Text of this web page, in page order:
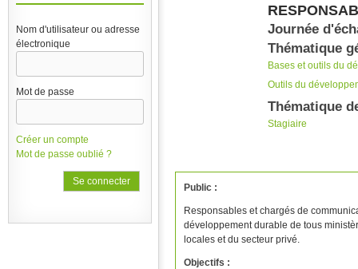
Nom d'utilisateur ou adresse
électronique
Mot de passe
Créer un compte
Mot de passe oublié ?
Journée
Thématique
Bases et outils du
Outils du
Thématique
Stagiaire
Public :
Responsables et chargés de
développement durable de tous
locales et du secteur privé.
Objectifs :